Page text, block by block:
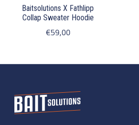
Baitsolutions X Fathlipp
Collap Sweater Hoodie
€59,00